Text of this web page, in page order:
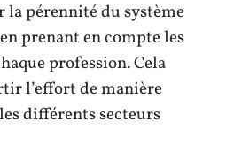
la pérennité du système
prenant en compte les
profession. Cela
l’effort de manière
différents secteurs